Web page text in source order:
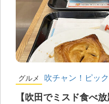
グルメ 吹チャン！ピッ
【吹田でミスド食べ